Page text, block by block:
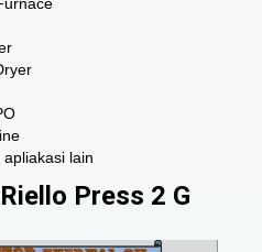
lain
Press 2 G